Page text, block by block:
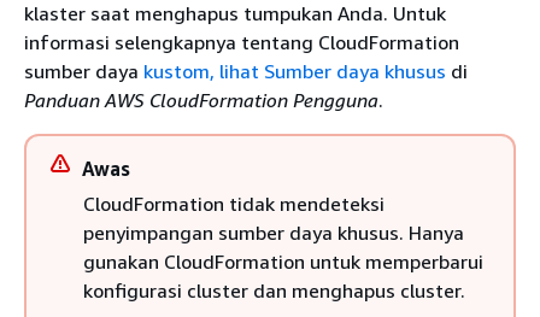
klaster saat menghapus tumpukan Anda. Untuk
informasi selengkapnya tentang CloudFormation
sumber daya kustom, lihat Sumber daya khusus di
Panduan AWS CloudFormation Pengguna.
Awas
CloudFormation tidak mendeteksi
penyimpangan sumber daya khusus. Hanya
gunakan CloudFormation untuk memperbarui
konfigurasi cluster dan menghapus cluster.